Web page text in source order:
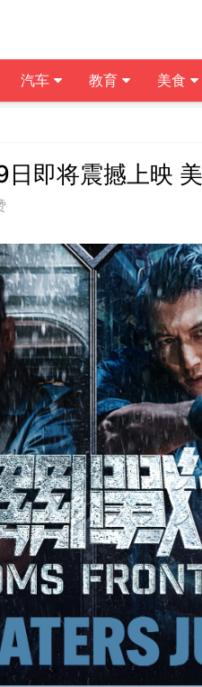
即将震撼上映
汽车 教育 美食